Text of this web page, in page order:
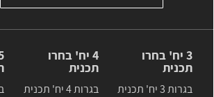
3 יח' בחרו
תכנית
בגרות 3 יח' תכנית
4 יח' בחרו
תכנית
בגרות 4 יח' תכנית